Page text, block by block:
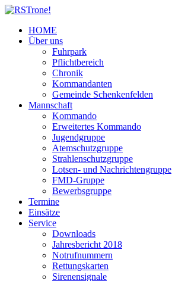
HOME
Über uns
Fuhrpark
Pflichtbereich
Chronik
Kommandanten
Gemeinde Schenkenfelden
Mannschaft
Kommando
Erweitertes Kommando
Jugendgruppe
Atemschutzgruppe
Strahlenschutzgruppe
Lotsen- und Nachrichtengruppe
FMD-Gruppe
Bewerbsgruppe
Termine
Einsätze
Service
Downloads
Jahresbericht 2018
Notrufnummern
Rettungskarten
Sirenensignale